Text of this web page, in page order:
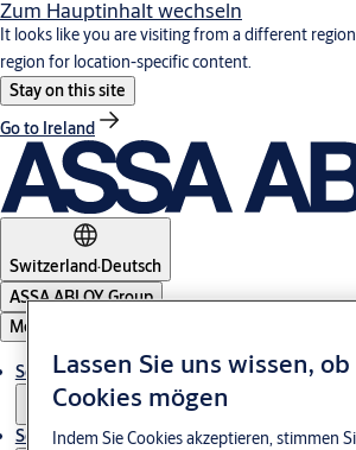
Zum Hauptinhalt wechseln
It looks like you are visiting from a different
region for location-specific content.
Stay on this site
Go to Ireland
Switzerland·Deutsch
ASSA ABLOY Group
Menu
Solutions
Service
Lassen Sie uns wissen, ob
Cookies mögen
Indem Sie Cookies akzeptieren, stimmen